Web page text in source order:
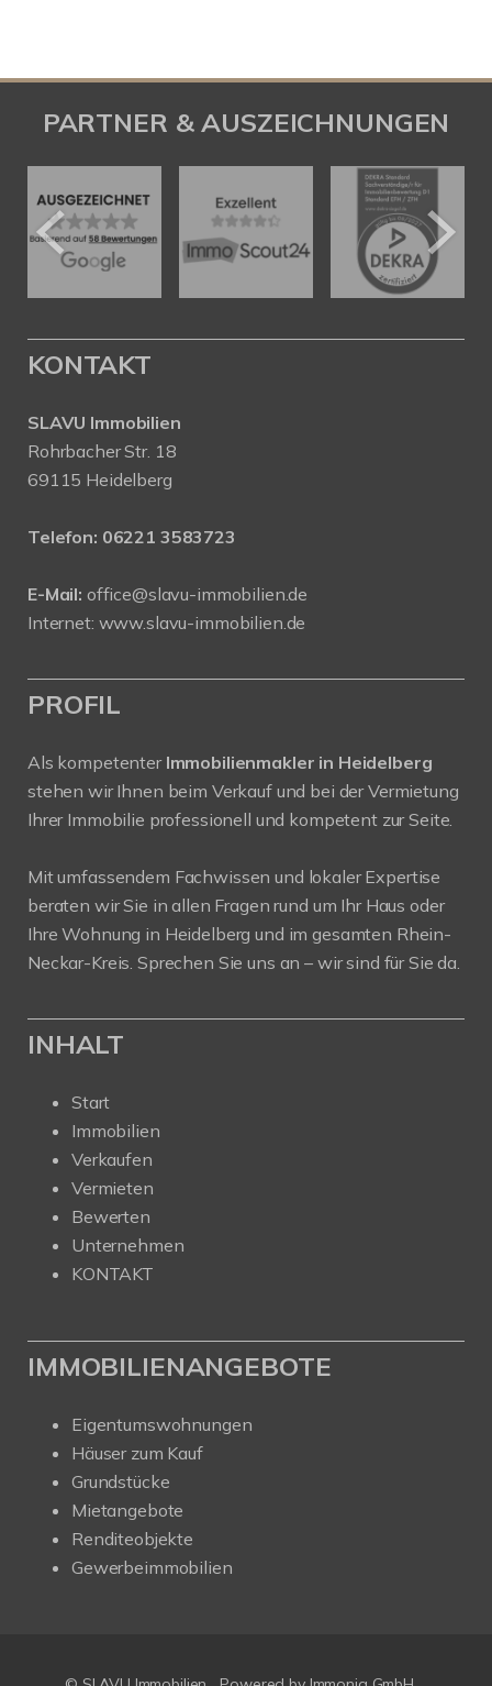
PARTNER & AUSZEICHNUNGEN
KONTAKT
SLAVU Immobilien
Rohrbacher Str. 18
69115 Heidelberg
Telefon: 06221 3583723
E-Mail: office@slavu-immobilien.de
Internet: www.slavu-immobilien.de
PROFIL
Als kompetenter Immobilienmakler in Heidelberg
stehen wir Ihnen beim Verkauf und bei der Vermietung
Ihrer Immobilie professionell und kompetent zur Seite.
Mit umfassendem Fachwissen und lokaler Expertise
beraten wir Sie in allen Fragen rund um Ihr Haus oder
Ihre Wohnung in Heidelberg und im gesamten Rhein-
Neckar-Kreis. Sprechen Sie uns an – wir sind für Sie da.
INHALT
Start
Immobilien
Verkaufen
Vermieten
Bewerten
Unternehmen
KONTAKT
IMMOBILIENANGEBOTE
Eigentumswohnungen
Häuser zum Kauf
Grundstücke
Mietangebote
Renditeobjekte
Gewerbeimmobilien